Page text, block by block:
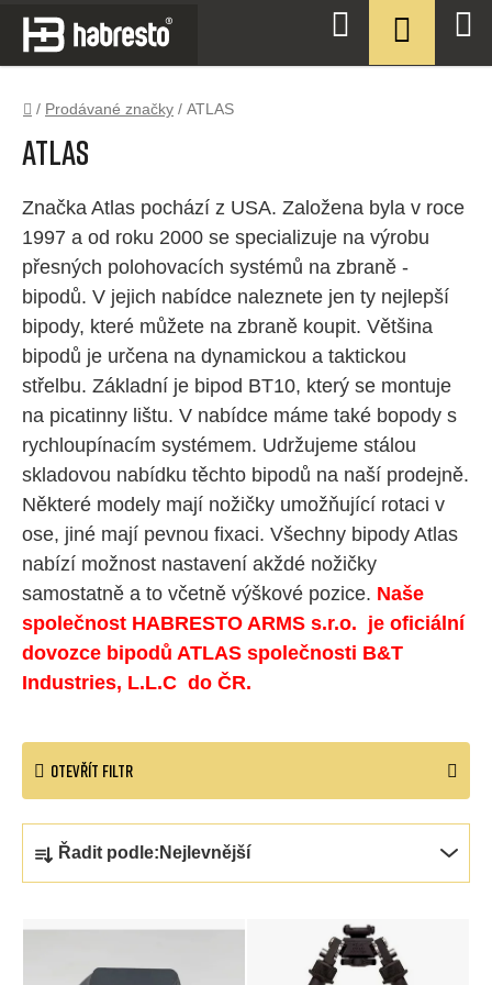
Přejít
obsah
Domů
/ Prodávané značky / ATLAS
ATLAS
Značka Atlas pochází z USA. Založena byla v roce
1997 a od roku 2000 se specializuje na výrobu
přesných polohovacích systémů na zbraně -
bipodů. V jejich nabídce naleznete jen ty nejlepší
bipody, které můžete na zbraně koupit. Většina
bipodů je určena na dynamickou a taktickou
střelbu. Základní je bipod BT10, který se montuje
na picatinny lištu. V nabídce máme také bopody s
rychloupínacím systémem. Udržujeme stálou
skladovou nabídku těchto bipodů na naší prodejně.
Některé modely mají nožičky umožňující rotaci v
ose, jiné mají pevnou fixaci. Všechny bipody Atlas
nabízí možnost nastavení akždé nožičky
samostatně a to včetně výškové pozice. Naše
společnost HABRESTO ARMS s.r.o. je oficiální
dovozce bipodů ATLAS společnosti B&T
Industries, L.L.C do ČR.
OTEVŘÍT FILTR
Ř
a
z
Řadit podle: Nejlevnější
V